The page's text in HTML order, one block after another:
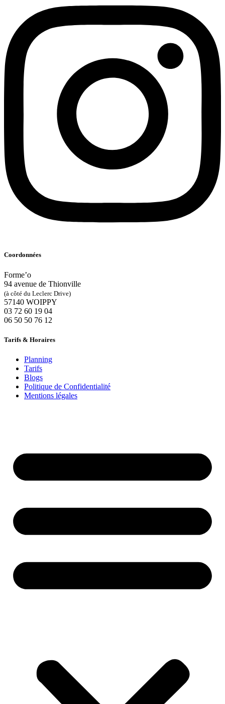
Coordonnées
Forme’o
94 avenue de Thionville
(à côté du Leclerc Drive)
57140 WOIPPY
‭03 72 60 19 04‬
06 50 50 76 12
Tarifs & Horaires
Planning
Tarifs
Blogs
Politique de Confidentialité
Mentions légales